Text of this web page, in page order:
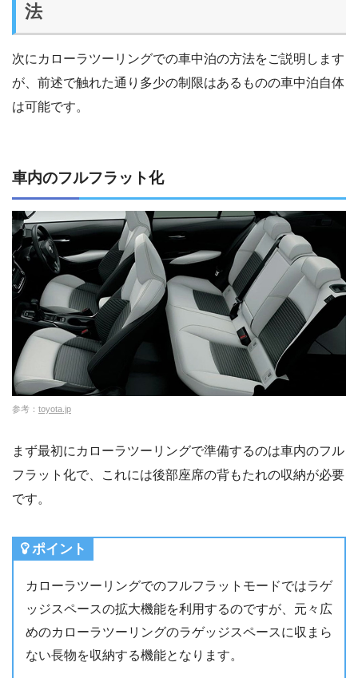
法
次にカローラツーリングでの車中泊の方法をご説明します
が、前述で触れた通り多少の制限はあるものの車中泊自体
は可能です。
車内のフルフラット化
参考： toyota.jp
まず最初にカローラツーリングで準備するのは車内のフル
フラット化で、これには後部座席の背もたれの収納が必要
です。
ポイント
カローラツーリングでのフルフラットモードではラゲ
ッジスペースの拡大機能を利用するのですが、元々広
めのカローラツーリングのラゲッジスペースに収まら
ない長物を収納する機能となります。